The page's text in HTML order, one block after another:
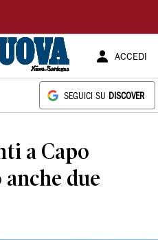
ACCEDI
SEGUICI SU DISCOVER
a Capo
anche due